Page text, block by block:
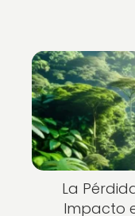
La
Impacto